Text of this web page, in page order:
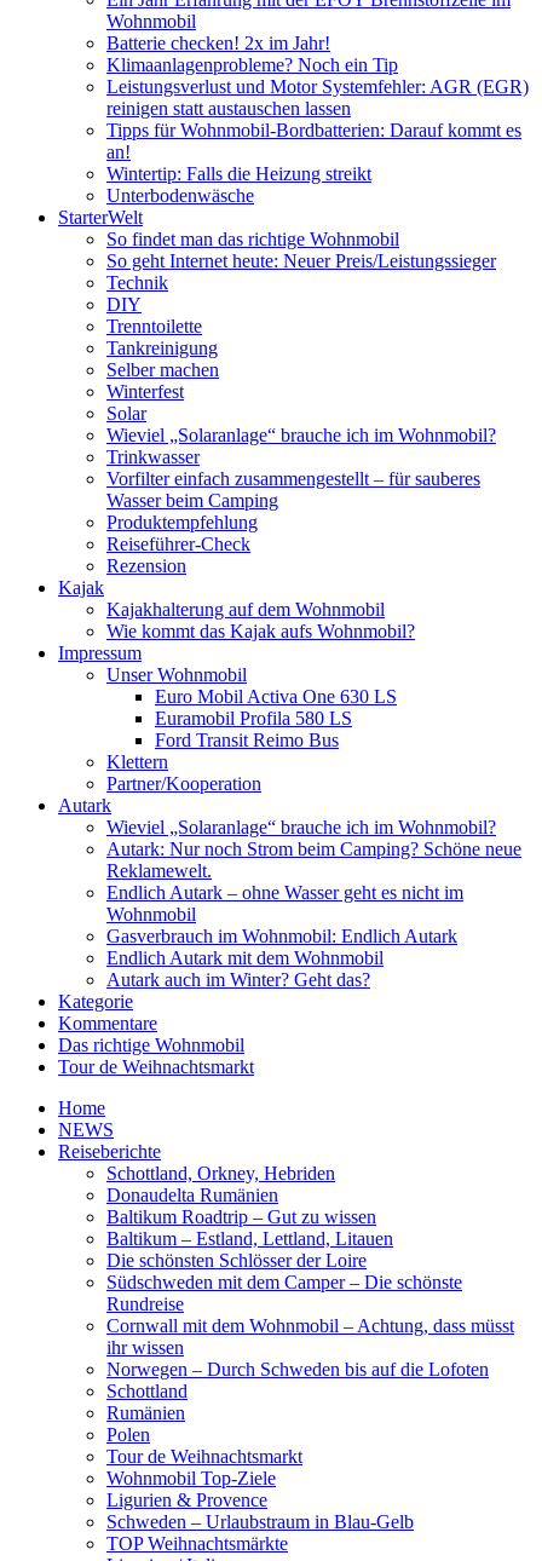
Wohnmobil
Batterie checken! 2x im Jahr!
Klimaanlagenprobleme? Noch ein Tip
Leistungsverlust und Motor Systemfehler: AGR (EGR)
reinigen statt austauschen lassen
Tipps für Wohnmobil-Bordbatterien: Darauf kommt es
an!
Wintertip: Falls die Heizung streikt
Unterbodenwäsche
StarterWelt
So findet man das richtige Wohnmobil
So geht Internet heute: Neuer Preis/Leistungssieger
Technik
DIY
Trenntoilette
Tankreinigung
Selber machen
Winterfest
Solar
Wieviel „Solaranlage“ brauche ich im Wohnmobil?
Trinkwasser
Vorfilter einfach zusammengestellt – für sauberes
Wasser beim Camping
Produktempfehlung
Reiseführer-Check
Rezension
Kajak
Kajakhalterung auf dem Wohnmobil
Wie kommt das Kajak aufs Wohnmobil?
Impressum
Unser Wohnmobil
Euro Mobil Activa One 630 LS
Euramobil Profila 580 LS
Ford Transit Reimo Bus
Klettern
Partner/Kooperation
Autark
Wieviel „Solaranlage“ brauche ich im Wohnmobil?
Autark: Nur noch Strom beim Camping? Schöne neue
Reklamewelt.
Endlich Autark – ohne Wasser geht es nicht im
Wohnmobil
Gasverbrauch im Wohnmobil: Endlich Autark
Endlich Autark mit dem Wohnmobil
Autark auch im Winter? Geht das?
Kategorie
Kommentare
Das richtige Wohnmobil
Tour de Weihnachtsmarkt
Home
NEWS
Reiseberichte
Schottland, Orkney, Hebriden
Donaudelta Rumänien
Baltikum Roadtrip – Gut zu wissen
Baltikum – Estland, Lettland, Litauen
Die schönsten Schlösser der Loire
Südschweden mit dem Camper – Die schönste
Rundreise
Cornwall mit dem Wohnmobil – Achtung, dass müsst
ihr wissen
Norwegen – Durch Schweden bis auf die Lofoten
Schottland
Rumänien
Polen
Tour de Weihnachtsmarkt
Wohnmobil Top-Ziele
Ligurien & Provence
Schweden – Urlaubstraum in Blau-Gelb
TOP Weihnachtsmärkte